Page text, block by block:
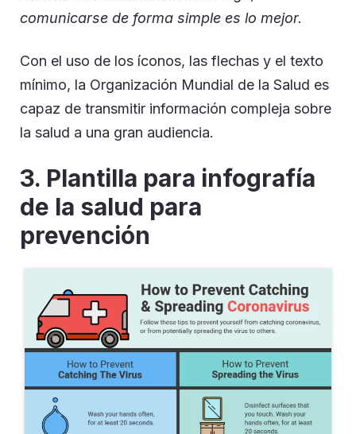
comunicarse de forma simple es lo mejor.
Con el uso de los íconos, las flechas y el texto
mínimo, la Organización Mundial de la Salud es
capaz de transmitir información compleja sobre
la salud a una gran audiencia.
3. Plantilla para infografía
de la salud para
prevención